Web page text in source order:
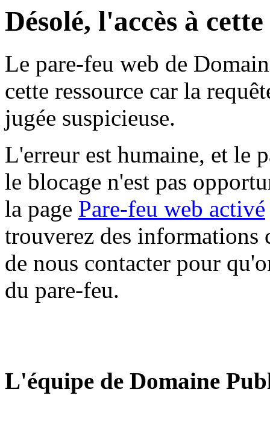
Désolé, l'accès à
Le pare-feu web de
cette ressource car la
jugée suspicieuse.
L'erreur est humaine, et le
le blocage n'est pas
la page Pare-feu web activé
trouverez des informations
de nous contacter pour
du pare-feu.
L'équipe de Domaine